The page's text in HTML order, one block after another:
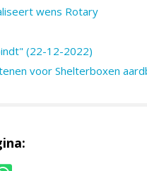
wens Rotary
(22-12-2022)
voor Shelterboxen